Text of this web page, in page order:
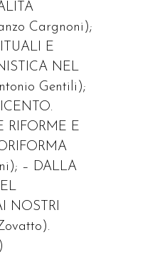
Cargnoni);
E
NEL
Gentili);
RIFORME E
– DALLA
NOSTRI